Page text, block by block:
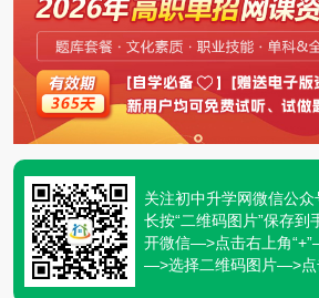
关注初中升学网微信公众
长按“二维码图片”保存
开微信—>点击右上角
—>选择二维码图片—>点